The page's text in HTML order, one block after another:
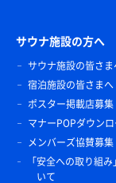
サウナ施設の方へ
サウナ施設の皆さま
宿泊施設の皆さまへ
ポスター掲載店募集
マナーPOPダウン
メンバーズ協賛募集
「安全への取り組
いて